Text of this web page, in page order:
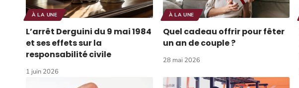
À LA UNE
L’arrêt Derguini du 9 mai 1984
et ses effets sur la
responsabilité civile
1 juin 2026
À LA UNE
Quel cadeau offrir pour fêter
un an de couple ?
28 mai 2026